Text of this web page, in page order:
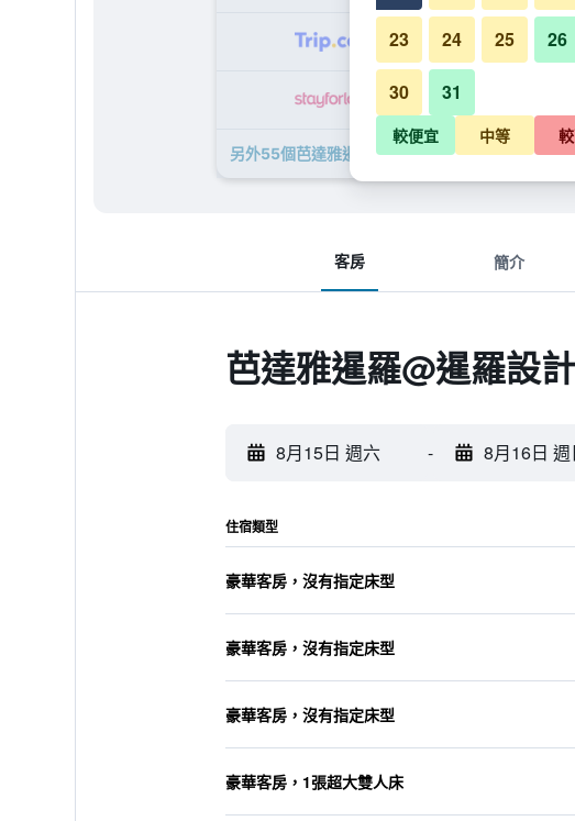
NT$1,931
另外55個芭達雅暹羅@暹羅設計飯店​的優惠
客房 簡介
芭達雅暹羅@暹羅設
8月15日 週六 - 8月16日 週
住宿類型
豪華客房，沒有指定床型
豪華客房，沒有指定床型
豪華客房，沒有指定床型
豪華客房，1張超大雙人床
23 24 25 26
30 31
較便宜 中等